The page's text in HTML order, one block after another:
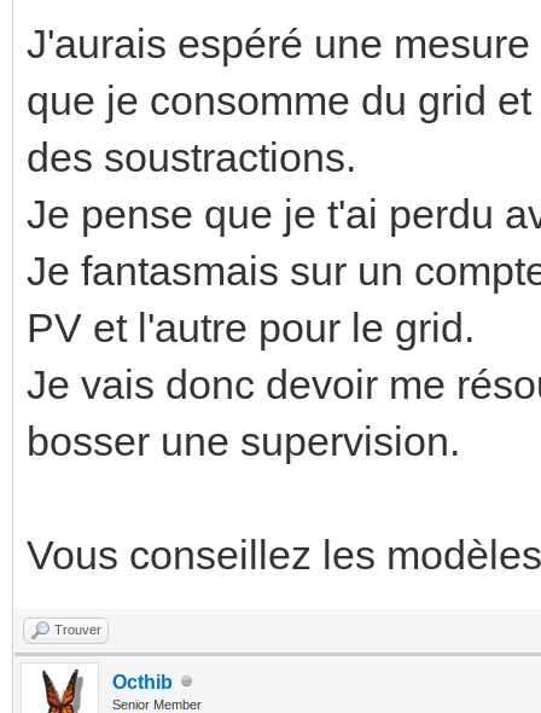
J'aurais espéré une
que je consomme du grid
des soustractions.
Je pense que je t'ai perdu
Je fantasmais sur un
PV et l'autre pour le grid.
Je vais donc devoir me
bosser une supervision.
Vous conseillez les
Trouver
Octhib
Senior Member